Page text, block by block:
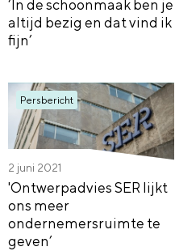
‘In de schoonmaak ben je
altijd bezig en dat vind ik
fijn’
Persbericht
2 juni 2021
'Ontwerpadvies SER lijkt
ons meer
ondernemersruimte te
geven’